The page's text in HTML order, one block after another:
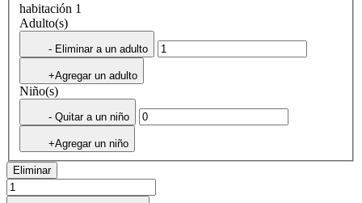
habitación 1
Adulto(s)
- Eliminar a un adulto
+Agregar un adulto
Niño(s)
- Quitar a un niño
+Agregar un niño
Eliminar